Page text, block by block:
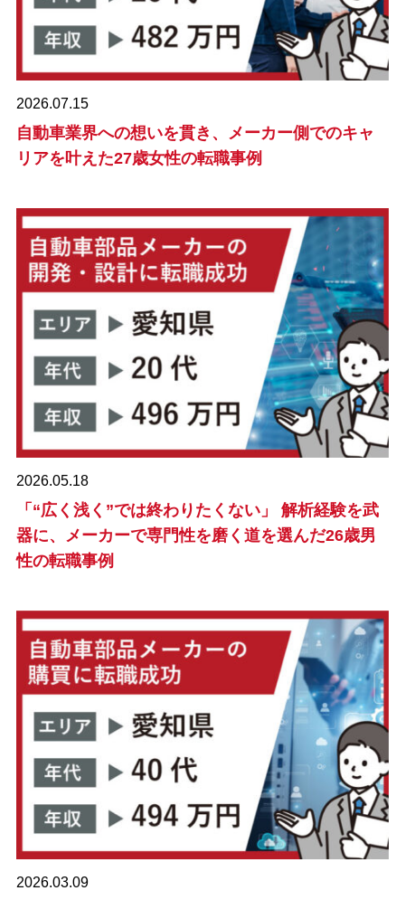
2026.07.15
自動車業界への想いを貫き、メーカー側でのキャ
リアを叶えた27歳女性の転職事例
2026.05.18
「“広く浅く”では終わりたくない」 解析経験を武
器に、メーカーで専門性を磨く道を選んだ26歳男
性の転職事例
2026.03.09